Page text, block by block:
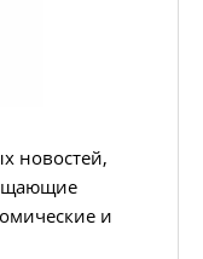
новостей,
и